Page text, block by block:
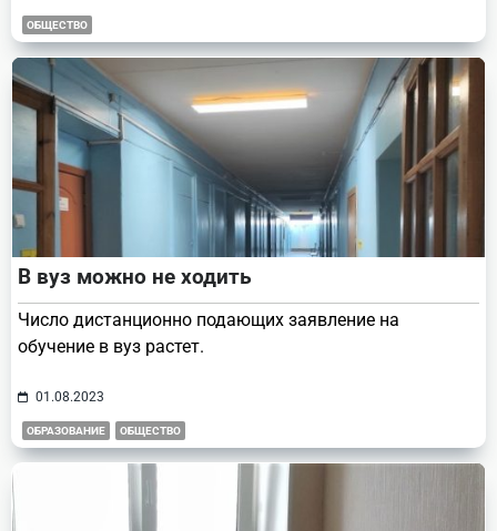
ОБЩЕСТВО
В вуз можно не ходить
Число дистанционно подающих заявление на
обучение в вуз растет.
01.08.2023
ОБРАЗОВАНИЕ ОБЩЕСТВО